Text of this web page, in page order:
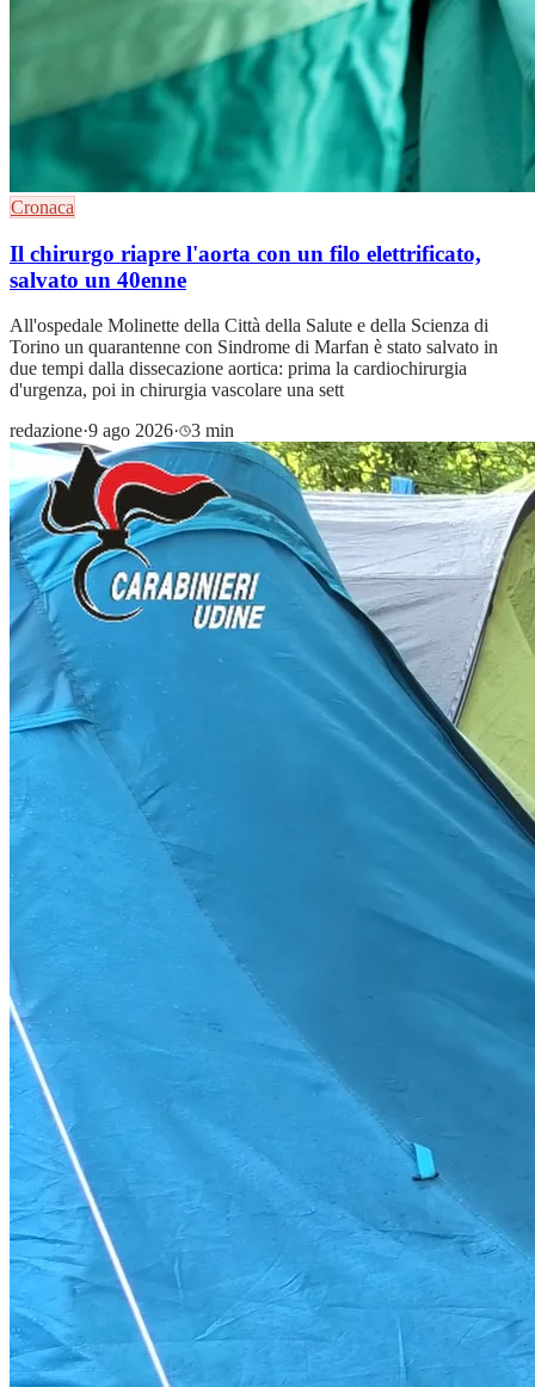
Cronaca
Il chirurgo riapre l'aorta con un filo elettrificato,
salvato un 40enne
All'ospedale Molinette della Città della Salute e della Scienza di
Torino un quarantenne con Sindrome di Marfan è stato salvato in
due tempi dalla dissecazione aortica: prima la cardiochirurgia
d'urgenza, poi in chirurgia vascolare una sett
redazione·9 ago 2026· 3 min